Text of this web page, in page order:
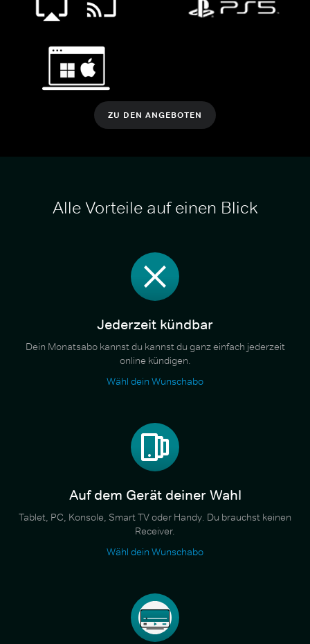
ZU DEN ANGEBOTEN
Alle Vorteile auf einen Blick
Jederzeit kündbar
Dein Monatsabo kannst du kannst du ganz einfach jederzeit
online kündigen.
Wähl dein Wunschabo
Auf dem Gerät deiner Wahl
Tablet, PC, Konsole, Smart TV oder Handy. Du brauchst keinen
Receiver.
Wähl dein Wunschabo